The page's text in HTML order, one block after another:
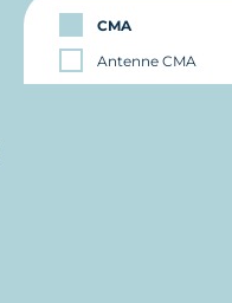
CMA
Antenne CMA